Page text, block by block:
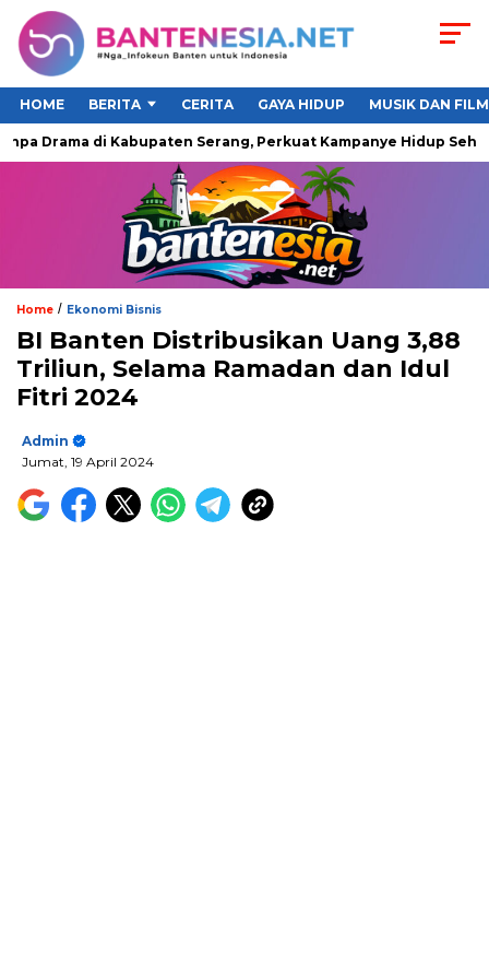
HOME BERITA CERITA GAYA HIDUP MUSIK DAN FILM
Drama di Kabupaten Serang, Perkuat Kampanye Hidup Sehat
Home / Ekonomi Bisnis
BI Banten Distribusikan Uang 3,88
Triliun, Selama Ramadan dan Idul
Fitri 2024
Admin
Jumat, 19 April 2024